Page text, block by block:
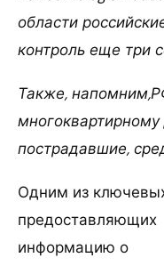
области
контроль еще три
Также,
пострадавшие,
Одним из
предоставляющих
информацию о